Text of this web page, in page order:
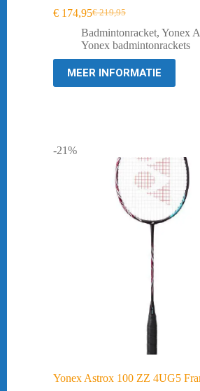
€219,95
Oorspronkelijke
prijs
was:
€ 219,95.
€ 174,95Huidige
prijs
is:
€ 174,95.
Badmintonracket, Yonex
Yonex badmintonrackets
MEER INFORMATIE
-21%
Yonex Astrox 100 ZZ 4UG5